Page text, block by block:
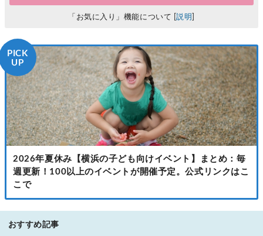
「お気に入り」機能について [説明
PICK
UP
2026年夏休み【横浜の子ども向けイベント】まとめ：毎
週更新！100以上のイベントが開催予定。公式リンクはこ
こで
おすすめ記事